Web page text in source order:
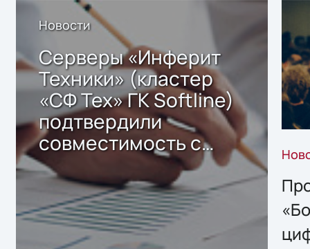
Новости
Серверы «Инферит
Техники» (кластер
«СФ Тех» ГК Softline)
подтвердили
совместимость с
решением Sharx
Storage 2.x для
хранения данных